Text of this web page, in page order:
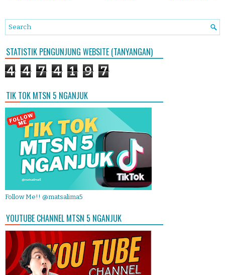
STATISTIK PENGUNJUNG WEBSITE (TANYANGAN)
4 4 7 4 1 9 7
TIK TOK MTSN 5 NGANJUK
Follow Me!! @matsalima5
YOUTUBE CHANNEL MTSN 5 NGANJUK